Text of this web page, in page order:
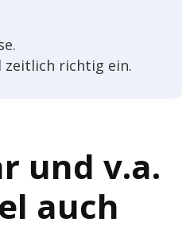
zeit­lich rich­tig ein.
und v.a.
auch